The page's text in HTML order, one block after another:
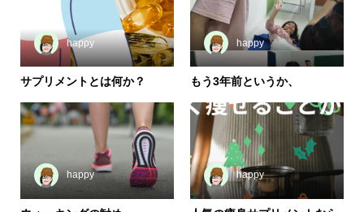
happy
サプリメントとは何か？
happy
もう3年前というか、
happy happy